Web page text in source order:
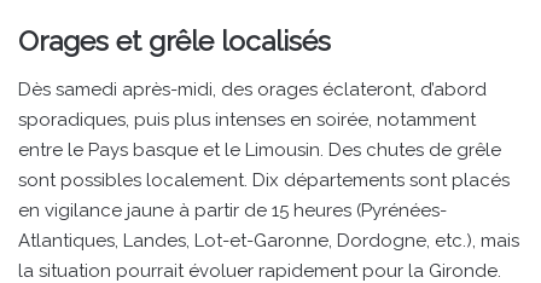
Orages et grêle localisés
Dès samedi après-midi, des orages éclateront, d’abord
sporadiques, puis plus intenses en soirée, notamment
entre le Pays basque et le Limousin. Des chutes de grêle
sont possibles localement. Dix départements sont placés
en vigilance jaune à partir de 15 heures (Pyrénées-
Atlantiques, Landes, Lot-et-Garonne, Dordogne, etc.), mais
la situation pourrait évoluer rapidement pour la Gironde.